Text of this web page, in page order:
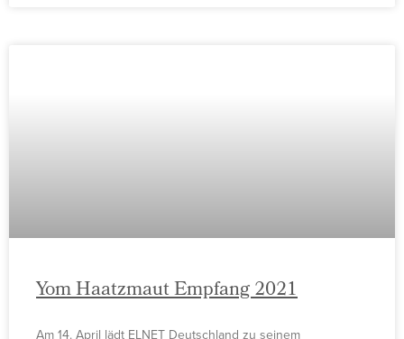
Yom Haatzmaut Empfang 2021
Am 14. April lädt ELNET Deutschland zu seinem